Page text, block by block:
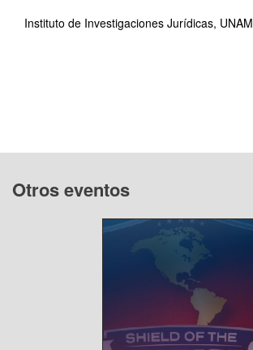
Instituto de Investigaciones Jurídicas, UNAM
Otros eventos